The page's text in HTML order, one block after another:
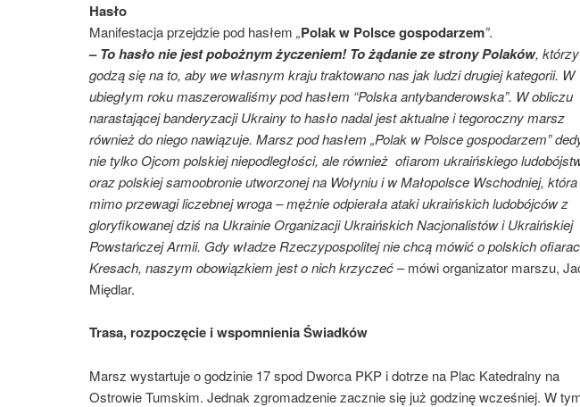
Hasło
Manifestacja przejdzie pod hasłem „Polak w Polsce gospodarzem”.
–To hasło nie jest pobożnym życzeniem! To żądanie ze strony Polaków,
godzą się na to, aby we własnym kraju traktowano nas jak ludzi drugiej kategorii. W
ubiegłym roku maszerowaliśmy pod hasłem “Polska antybanderowska”. W obliczu
narastającej banderyzacji Ukrainy to hasło nadal jest aktualne i tegoroczny marsz
również do niego nawiązuje. Marsz pod hasłem „Polak w Polsce gospodarzem”
nie tylko Ojcom polskiej niepodległości, ale również ofiarom ukraińskiego
oraz polskiej samoobronie utworzonej na Wołyniu i w Małopolsce Wschodniej,
mimo przewagi liczebnej wroga – mężnie odpierała ataki ukraińskich ludobójców z
gloryfikowanej dziś na Ukrainie Organizacji Ukraińskich Nacjonalistów i Ukraińskiej
Powstańczej Armii. Gdy władze Rzeczypospolitej nie chcą mówić o polskich
Kresach, naszym obowiązkiem jest o nich krzyczeć– mówi organizator marszu,
Międlar.
Trasa, rozpoczęcie i wspomnienia Świadków
Marsz wystartuje o godzinie 17 spod Dworca PKP i dotrze na Plac Katedralny na
Ostrowie Tumskim. Jednak zgromadzenie zacznie się już godzinę wcześniej. W